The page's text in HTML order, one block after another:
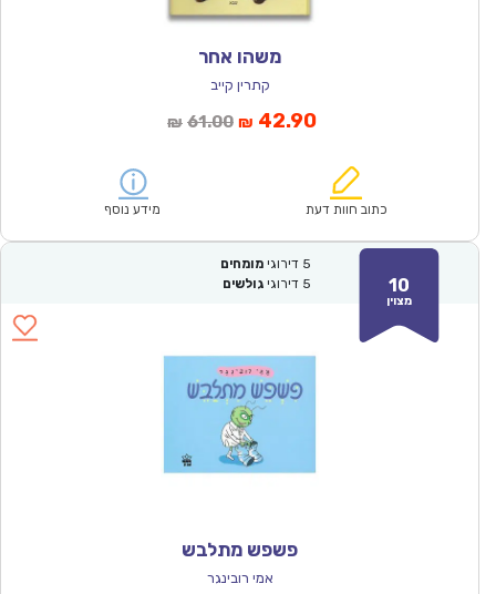
משהו אחר
קתרין קייב
₪ 61.00המחיר
₪61.00.
₪ 42.90המחיר
הוא:
כתוב חוות דעת מידע נוסף
10
מצוין
5 דירוגי מומחים
5 דירוגי גולשים
פשפש מתלבש
אמי רובינגר